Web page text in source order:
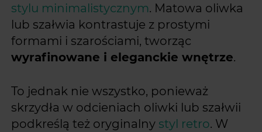
stylu minimalistycznym. Matowa oliwka
lub szałwia kontrastuje z prostymi
formami i szarościami, tworząc
wyrafinowane i eleganckie wnętrze.
To jednak nie wszystko, ponieważ
skrzydła w odcieniach oliwki lub szałwii
podkreślą też oryginalny styl retro. W